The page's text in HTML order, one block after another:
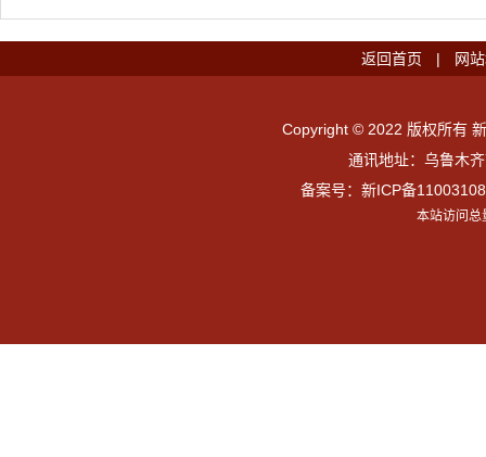
返回首页 | 网
Copyright © 2022 版权所有
通讯地址：乌鲁木
备案号： 新ICP备
本站访问